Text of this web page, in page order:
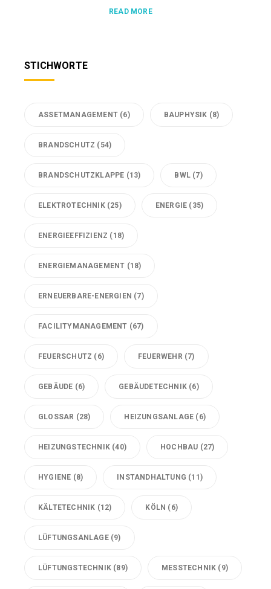
READ MORE
STICHWORTE
ASSETMANAGEMENT (6) BAUPHYSIK (8)
BRANDSCHUTZ (54)
BRANDSCHUTZKLAPPE (13) BWL (7)
ELEKTROTECHNIK(25) ENERGIE (35)
ENERGIEEFFIZIENZ (18)
ENERGIEMANAGEMENT (18)
ERNEUERBARE-ENERGIEN (7)
FACILITYMANAGEMENT (67)
FEUERSCHUTZ (6) FEUERWEHR (7)
GEBÄUDE (6) GEBÄUDETECHNIK (6)
GLOSSAR (28) HEIZUNGSANLAGE (6)
HEIZUNGSTECHNIK (40) HOCHBAU (27)
HYGIENE (8) INSTANDHALTUNG (11)
KÄLTETECHNIK (12) KÖLN (6)
LÜFTUNGSANLAGE(9)
LÜFTUNGSTECHNIK (89) MESSTECHNIK (9)